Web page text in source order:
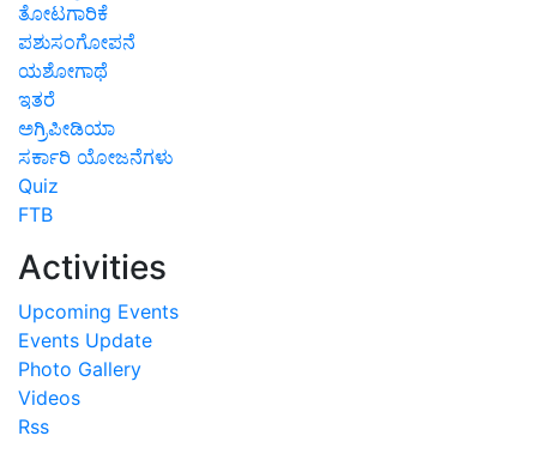
ತೋಟಗಾರಿಕೆ
ಪಶುಸಂಗೋಪನೆ
ಯಶೋಗಾಥೆ
ಇತರೆ
ಅಗ್ರಿಪೀಡಿಯಾ
ಸರ್ಕಾರಿ ಯೋಜನೆಗಳು
Quiz
FTB
Activities
Upcoming Events
Events Update
Photo Gallery
Videos
Rss